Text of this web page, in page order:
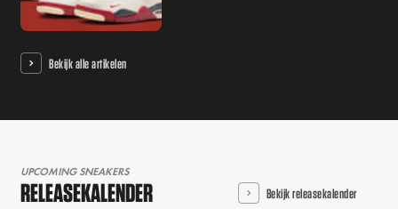
Bekijk alle artikelen
UPCOMING SNEAKERS
RELEASEKALENDER Bekijk releasekalender